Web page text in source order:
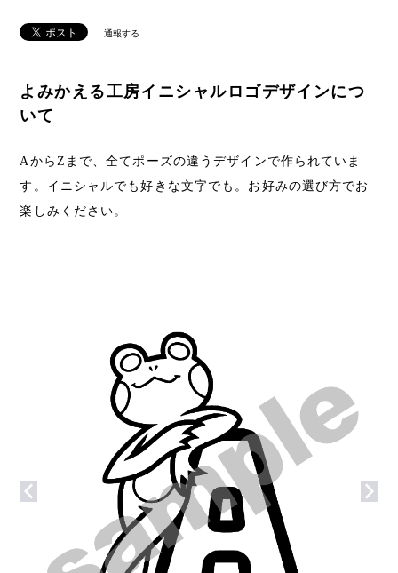
通報する
よみかえる工房イニシャルロゴデザインにつ
いて
AからZまで、全てポーズの違うデザインで作られていま
す。イニシャルでも好きな文字でも。お好みの選び方でお
楽しみください。